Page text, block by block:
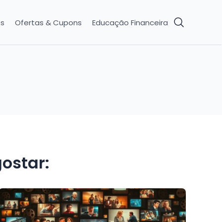
Ofertas & Cupons Educação Financeira